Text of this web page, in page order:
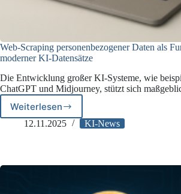
Web-Scraping personenbezogener Daten als
moderner KI-Datensätze
Die Entwicklung großer KI-Systeme, wie
ChatGPT und Midjourney, stützt sich
Weiterlesen
Web-
Scraping
Fundament
12.11.2025 KI-News